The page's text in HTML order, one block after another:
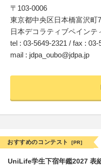
〒103-0006
東京都中央区日本橋富沢町
日本デコラティブペインテ
tel : 03-5649-2321 / fax : 03-
mail : jdpa_oubo@jdpa.jp
おすすめのコンテスト [PR]
UniLife学生下宿年鑑2027 表